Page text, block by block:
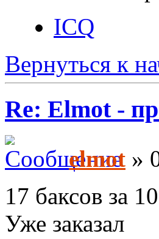
ICQ
Вернуться к
Re: Elmot -
elmot »
17 баксов за
Уже заказал